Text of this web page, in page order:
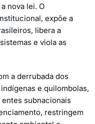
nova lei. O
expõe a
libera a
e viola as
a derrubada dos
e quilombolas,
subnacionais
restringem